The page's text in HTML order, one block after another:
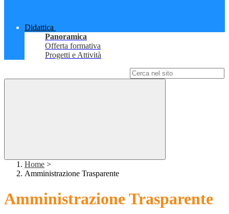
Didattica
Panoramica
Offerta formativa
Progetti e Attività
Home >
Amministrazione Trasparente
Amministrazione Trasparente